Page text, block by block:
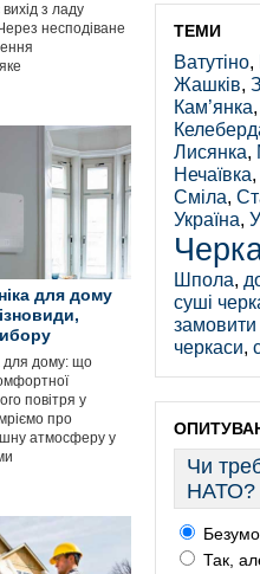
з ладу
несподіване
для дому
для дому: що
повітря у
про
атмосферу у
ТЕМИ
Ватутіно,
Жашків,
Кам’янка,
Лисянка,
Нечаївка,
Сміла,
Україна,
Шпола,
суші
замовити
черкаси,
Чи
НАТО?
Так,